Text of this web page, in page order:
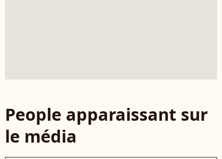
People apparaissant sur
le média